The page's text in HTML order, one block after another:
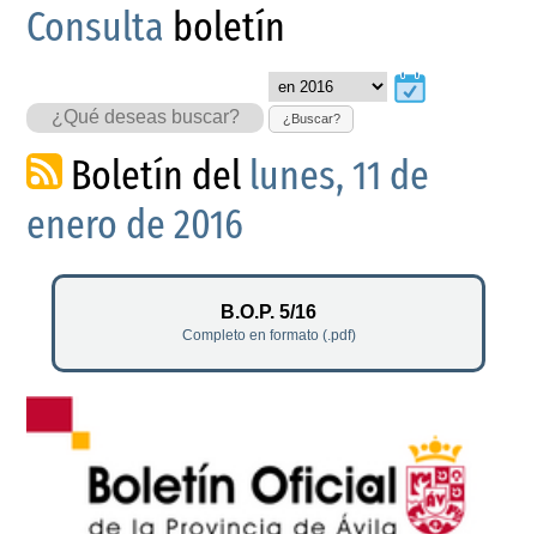
Consulta boletín
¿Buscar?
Boletín del lunes, 11 de
enero de 2016
B.O.P. 5/16
Completo en formato (.pdf)